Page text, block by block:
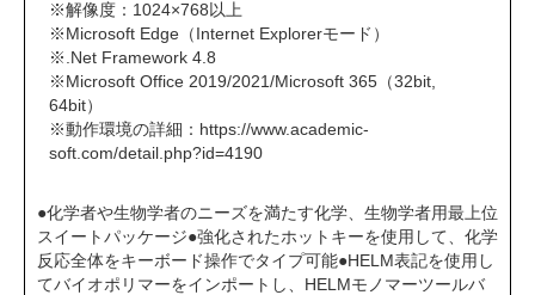
※解像度：1024×768以上
※Microsoft Edge（Internet Explorerモード）
※.Net Framework 4.8
※Microsoft Office 2019/2021/Microsoft 365（32bit,
64bit）
※動作環境の詳細： https://www.academic-
soft.com/detail.php?id=4190
●化学者や生物学者のニーズを満たす化学、生物学者用最上位
スイートパッケージ●強化されたホットキーを使用して、化学
反応全体をキーボード操作でタイプ可能●HELM表記を使用し
てバイオポリマーをインポートし、HELMモノマーツールバ